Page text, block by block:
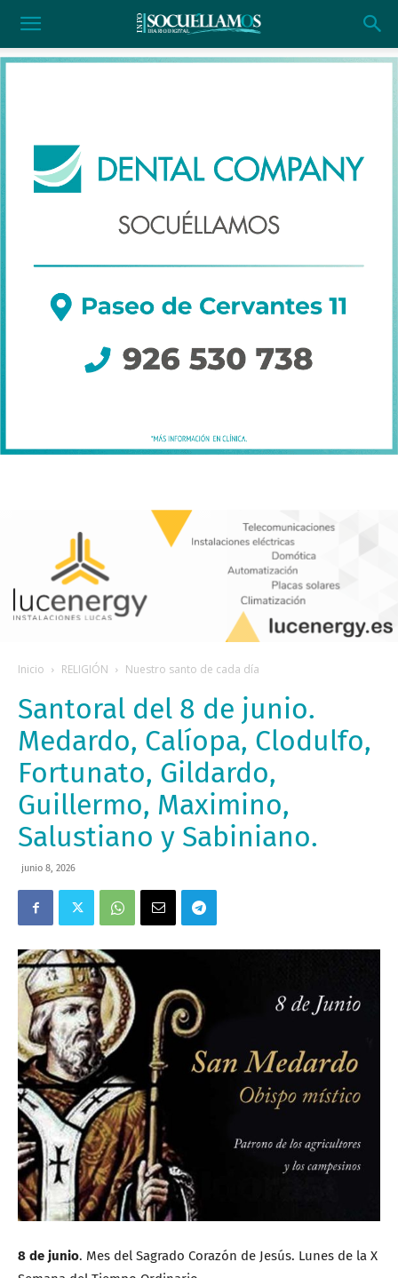
Inicio RELIGIÓN Nuestro santo de cada día
Santoral del 8 de junio.
Medardo, Calíopa, Clodulfo,
Fortunato, Gildardo,
Guillermo, Maximino,
Salustiano y Sabiniano.
junio 8, 2026
8 de junio. Mes del Sagrado Corazón de Jesús. Lunes de la X